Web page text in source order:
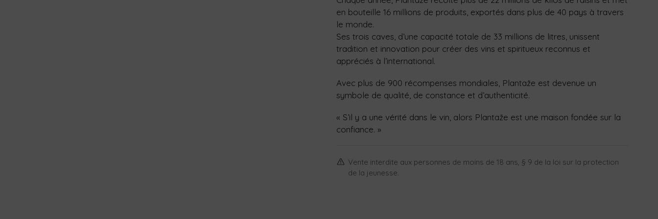
en bouteille 16 millions de produits, exportés dans plus de 40 pays à travers
le monde.
Ses trois caves, d’une capacité totale de 33 millions de litres, unissent
tradition et innovation pour créer des vins et spiritueux reconnus et
appréciés à l’international.
Avec plus de 900 récompenses mondiales, Plantaže est devenue un
symbole de qualité, de constance et d’authenticité.
« S’il y a une vérité dans le vin, alors Plantaže est une maison fondée sur la
confiance. »
Vente interdite aux personnes de moins de 18 ans, § 9 de la loi sur la protection
de la jeunesse.